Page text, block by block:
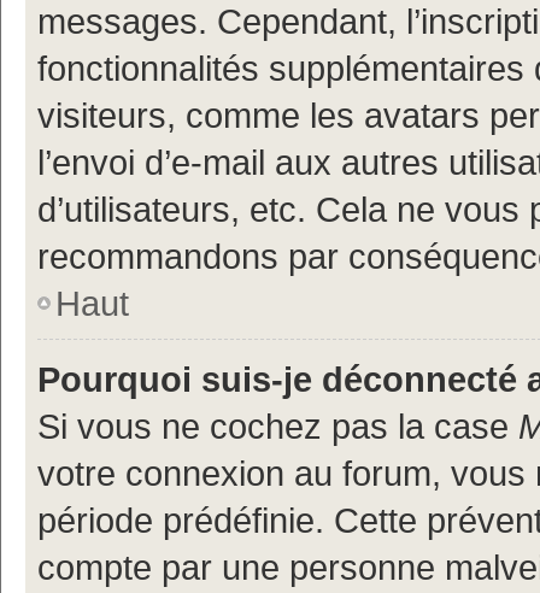
messages. Cependant,
fonctionnalités
visiteurs, comme les avatars
l’envoi d’e-mail aux autres
d’utilisateurs, etc. Cela ne
recommandons par
Haut
Pourquoi suis-je déconnecté
Si vous ne cochez pas la case
votre connexion au forum,
période prédéfinie. Cette
compte par une personne